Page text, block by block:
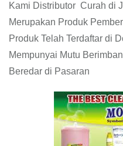
Kami Distributor Curah di
Merupakan Produk
Produk Telah Terdaftar di
Mempunyai Mutu
Beredar di Pasaran